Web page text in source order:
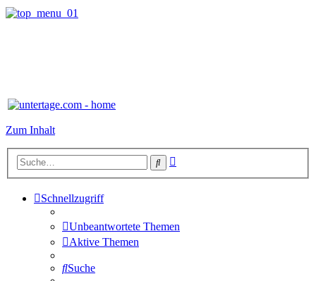
Zum Inhalt
Suche
Schnellzugriff
Unbeantwortete Themen
Aktive Themen
Suche